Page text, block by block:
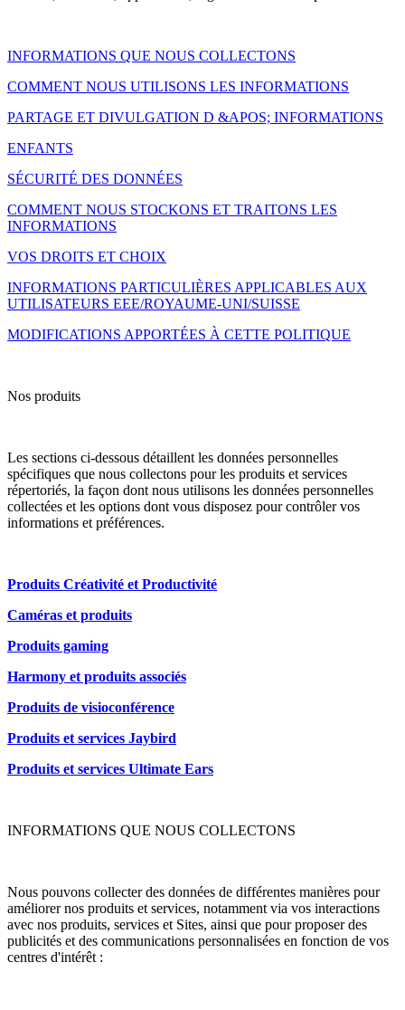
INFORMATIONS QUE NOUS COLLECTONS
COMMENT NOUS UTILISONS LES INFORMATIONS
PARTAGE ET DIVULGATION D &APOS; INFORMATIONS
ENFANTS
SÉCURITÉ DES DONNÉES
COMMENT NOUS STOCKONS ET TRAITONS LES
INFORMATIONS
VOS DROITS ET CHOIX
INFORMATIONS PARTICULIÈRES APPLICABLES AUX
UTILISATEURS EEE/ROYAUME-UNI/SUISSE
MODIFICATIONS APPORTÉES À CETTE POLITIQUE
Nos produits
Les sections ci-dessous détaillent les données personnelles
spécifiques que nous collectons pour les produits et services
répertoriés, la façon dont nous utilisons les données personnelles
collectées et les options dont vous disposez pour contrôler vos
informations et préférences.
Produits Créativité et Productivité
Caméras et produits
Produits gaming
Harmony et produits associés
Produits de visioconférence
Produits et services Jaybird
Produits et services Ultimate Ears
INFORMATIONS QUE NOUS COLLECTONS
Nous pouvons collecter des données de différentes manières pour
améliorer nos produits et services, notamment via vos interactions
avec nos produits, services et Sites, ainsi que pour proposer des
publicités et des communications personnalisées en fonction de vos
centres d'intérêt :